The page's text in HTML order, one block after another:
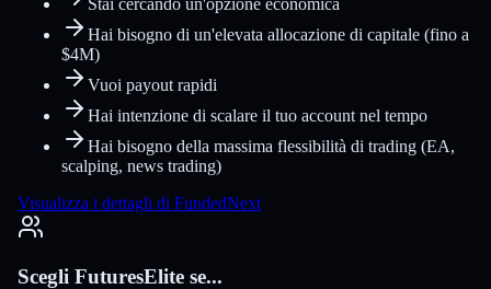
Stai cercando un'opzione economica
Hai bisogno di un'elevata allocazione di capitale (fino a
$4M)
Vuoi payout rapidi
Hai intenzione di scalare il tuo account nel tempo
Hai bisogno della massima flessibilità di trading (EA,
scalping, news trading)
Visualizza i dettagli di FundedNext
Scegli FuturesElite se...